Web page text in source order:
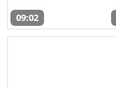
09:02